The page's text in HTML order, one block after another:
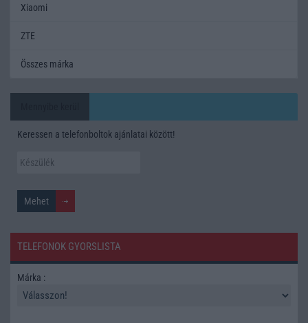
Xiaomi
ZTE
Összes márka
Keressen a telefonboltok ajánlatai között!
TELEFONOK GYORSLISTA
Márka :